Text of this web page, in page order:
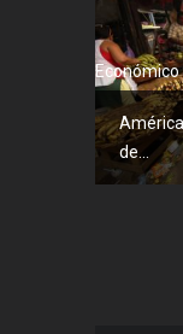
de...